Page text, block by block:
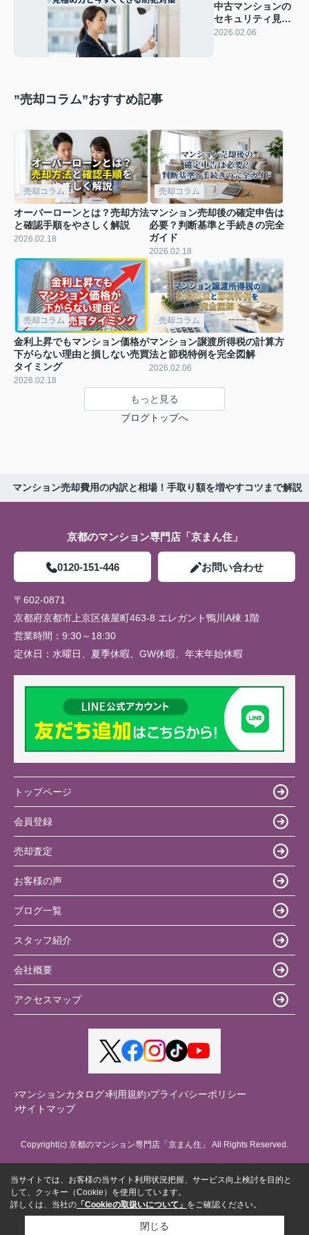
中古マンションの
セキュリティ見極
め方と今すぐでき
2026.02.06
”売却コラム”おすすめ記事
売却コラム
オーバーローンとは？売却方法
と確認手順をやさしく解説
2026.02.18
売却コラム
マンション売却後の確定申告は
必要？判断基準と手続きの完全
ガイド
2026.02.18
売却コラム
金利上昇でもマンション価格が
下がらない理由と損しない売買
タイミング
2026.02.18
売却コラム
マンション譲渡所得税の計算方
法と節税特例を完全図解
2026.02.06
もっと見る
ブログトップへ
マンション売却費用の内訳と相場！手取り額を増やすコツまで解説
京都のマンション専門店「京まん住」
0120-151-446 お問い合わせ
〒602-0871
京都府京都市上京区俵屋町463-8 エレガント鴨川A棟 1階
営業時間： 9:30～18:30
定休日： 水曜日、夏季休暇、GW休暇、年末年始休暇
トップページ
会員登録
売却査定
お客様の声
ブログ一覧
スタッフ紹介
会社概要
アクセスマップ
マンションカタログ 利用規約 プライバシーポリシー
サイトマップ
Copyright(c) 京都のマンション専門店「京まん住」 All Rights Reserved.
当サイトでは、お客様の当サイト利用状況把握、サービス向上検討を目的と
して、クッキー（Cookie）を使用しています。
詳しくは、当社の 「Cookieの取扱いについて」 をご確認ください。
閉じる